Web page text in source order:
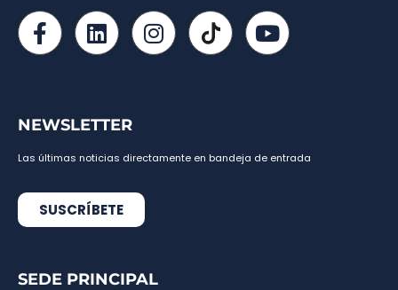
NEWSLETTER
Las últimas noticias directamente en bandeja de entrada
SUSCRÍBETE
SEDE PRINCIPAL